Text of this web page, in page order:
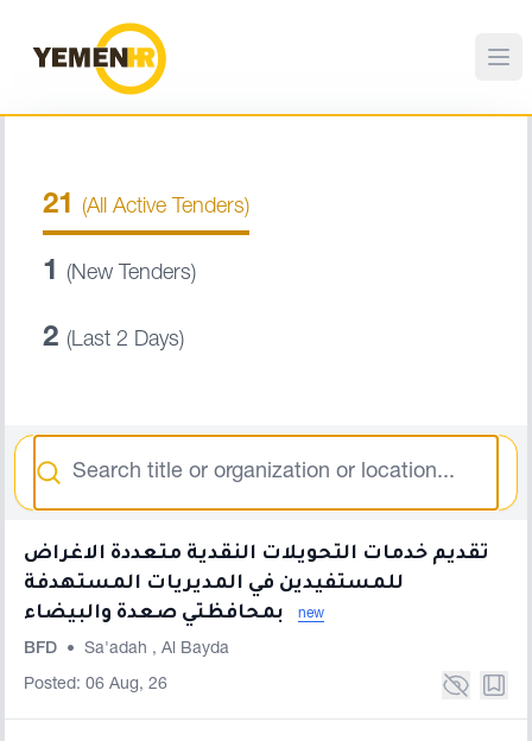
21 (All Active Tenders)
1 (New Tenders)
2 (Last 2 Days)
تقديم خدمات التحويلات النقدية متعددة الاغراض
للمستفيدين في المديريات المستهدفة
new
BFD • Sa'adah , Al Bayda
Posted: 06 Aug, 26